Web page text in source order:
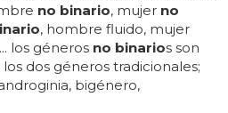
no binario, mujer no
, hombre fluido, mujer
los géneros no binarios son
dos géneros tradicionales;
bigénero,